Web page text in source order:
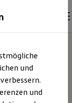
und
und